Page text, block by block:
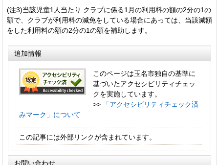
(注3)当該児童1人当たり クラブに係る1月の利用料の額の2分の1の
額で、クラブが利用料の減免をしている場合にあっては、当該減額
をした利用料の額の2分の1の額を補助します。
追加情報
このページは玉名市独自の基準に
基づいたアクセシビリティチェッ
クを実施しています。
>>
「アクセシビリティチェック済
みマーク」について
この記事には外部リンクが含まれています。
お問い合わせ